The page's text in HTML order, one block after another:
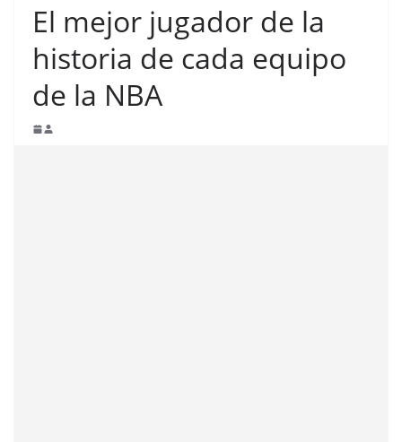
El mejor jugador de la
historia de cada equipo
de la NBA